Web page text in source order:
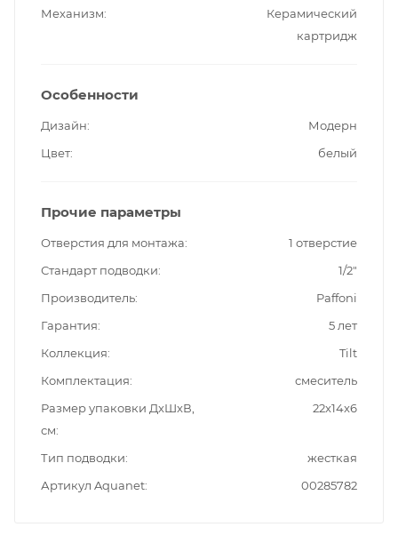
Механизм
Керамический
картридж
Особенности
Дизайн
Модерн
Цвет
белый
Прочие параметры
Отверстия для монтажа
1 отверстие
Стандарт подводки
1/2"
Производитель
Paffoni
Гарантия
5 лет
Коллекция
Tilt
Комплектация
смеситель
Размер упаковки ДxШxВ,
см
22x14x6
Тип подводки
жесткая
Артикул Aquanet
00285782